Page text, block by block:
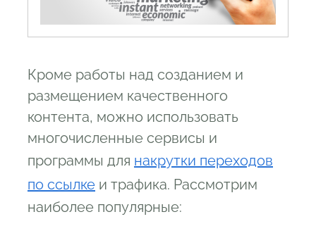
Кроме работы над созданием и
размещением качественного
контента, можно использовать
многочисленные сервисы и
программы для накрутки переходов
по ссылке и трафика. Рассмотрим
наиболее популярные: